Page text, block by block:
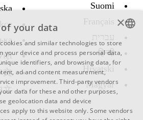
Suomi
Français
עברית
हिन्दी
Hrvatski
Magyar
文
文
ENGLISH
SWEDISH
SPANISH
CATALAN
×
your data
and similar technologies to store
your device and process personal data,
identifiers, and browsing data, for
ad and content measurement,
improvement.Third-party vendors
data for these and other purposes,
geolocation data and device
apply to this website only. Some vendors